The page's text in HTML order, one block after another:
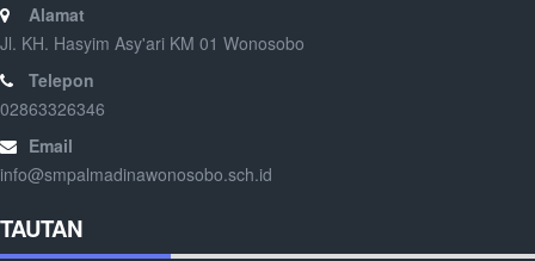
Alamat
Jl. KH. Hasyim Asy'ari KM 01 Wonosobo
Telepon
02863326346
Email
info@smpalmadinawonosobo.sch.id
TAUTAN